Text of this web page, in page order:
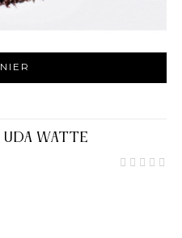
WATTE